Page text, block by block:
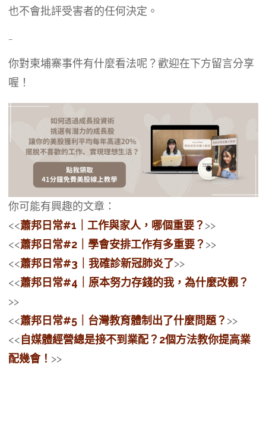
也不會批評受害者的任何決定。
–
你對柬埔寨事件有什麼看法呢？歡迎在下方留言分享
喔！
你可能有興趣的文章：
<<蕭邦日常#1｜工作與家人，哪個重要？ >>
<<蕭邦日常#2｜學會安排工作有多重要？ >>
<<蕭邦日常#3｜我確診新冠肺炎了>>
<<蕭邦日常#4｜原本努力存錢的我，為什麼改觀？
>>
<<蕭邦日常#5｜台灣教育體制出了什麼問題？ >>
<<自媒體經營總是接不到業配？2個方法教你提高業
配幾會！ >>